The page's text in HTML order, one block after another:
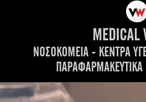
MEDICAL
ΝΟΣΟΚΟΜΕΙΑ - ΚΕΝΤΡΑ
ΠΑΡΑΦΑΡΜΑΚΕΥΤΙΚΑ